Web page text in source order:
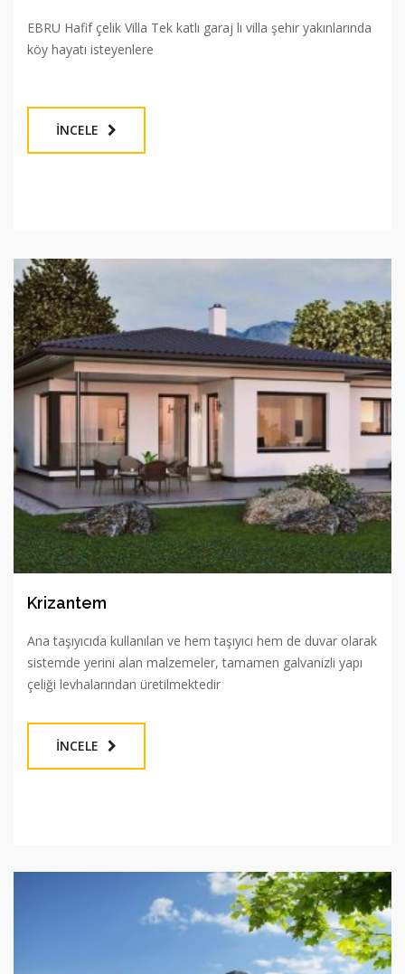
EBRU Hafif çelik Villa Tek katlı garaj lı villa şehir yakınlarında
köy hayatı isteyenlere
İNCELE
Krizantem
Ana taşıyıcıda kullanılan ve hem taşıyıcı hem de duvar olarak
sistemde yerini alan malzemeler, tamamen galvanizli yapı
çeliği levhalarından üretilmektedir
İNCELE